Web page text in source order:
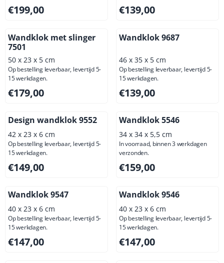
Prijs: 199,00, exclusief btw: 164,46
€199,00 Prijs: 139,00, exclusief btw:
€139,00
Wandklok met slinger
7501
50 x 23 x 5 cm
Op bestelling leverbaar, levertijd 5-
15 werkdagen.
Prijs: 179,00, exclusief btw: 147,93
€179,00
Wandklok 9687
46 x 35 x 5 cm
Op bestelling leverbaar, levertijd 5-
15 werkdagen.
Prijs: 139,00, exclusief btw:
€139,00
Design wandklok 9552
42 x 23 x 6 cm
Op bestelling leverbaar, levertijd 5-
15 werkdagen.
Prijs: 149,00, exclusief btw: 123,14
€149,00
Wandklok 5546
34 x 34 x 5,5 cm
In voorraad, binnen 3 werkdagen
verzonden.
Prijs: 159,00, exclusief btw:
€159,00
Wandklok 9547
40 x 23 x 6 cm
Op bestelling leverbaar, levertijd 5-
15 werkdagen.
Prijs: 147,00, exclusief btw: 121,49
€147,00
Wandklok 9546
40 x 23 x 6 cm
Op bestelling leverbaar, levertijd 5-
15 werkdagen.
Prijs: 147,00, exclusief btw:
€147,00